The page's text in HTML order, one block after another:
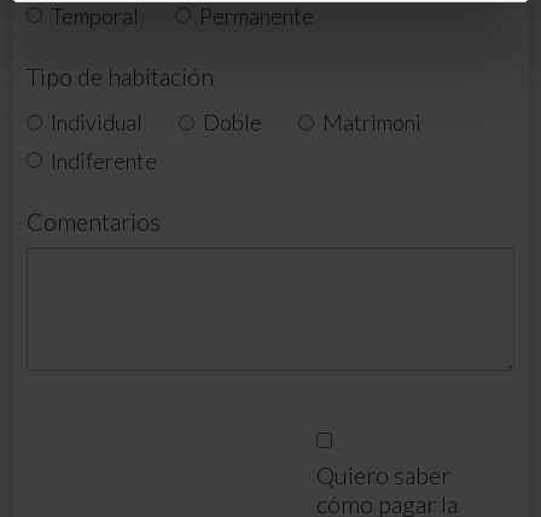
Temporal Permanente
Tipo de habitación
Individual Doble
Matrimoni
Indiferente
Comentarios
Quiero saber
cómo pagar la